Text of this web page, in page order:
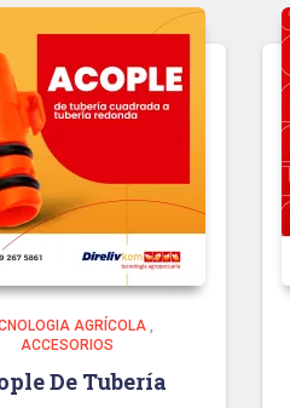
AGRÍCOLA,
ACCESORIOS
De Tubería